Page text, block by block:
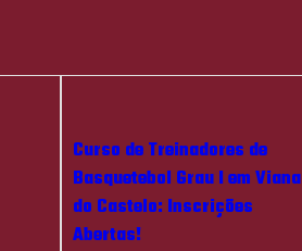
Curso de Treinadores de
Basquetebol Grau I em Viana
do Castelo: Inscrições
Abertas!